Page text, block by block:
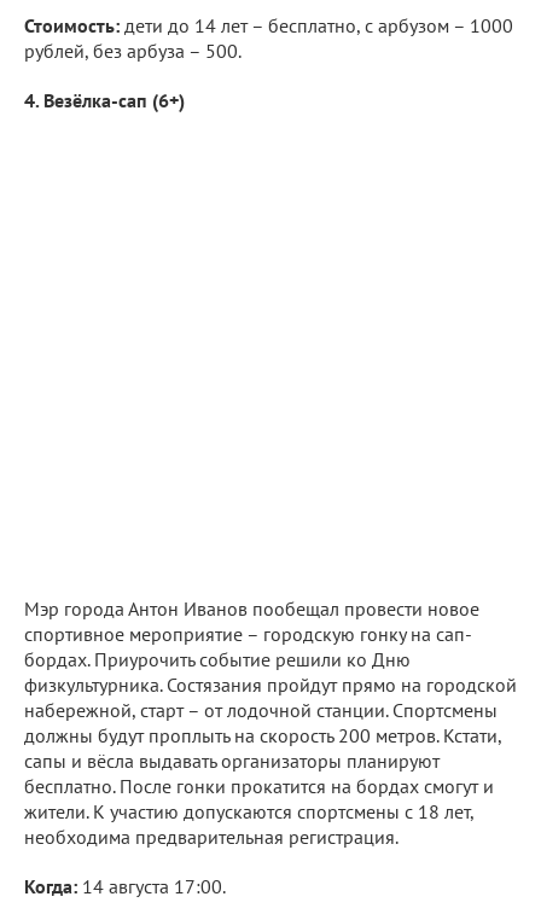
Стоимость: дети до 14 лет – бесплатно, с арбузом – 1000
рублей, без арбуза – 500.
4. Везёлка-сап (6+)
Мэр города Антон Иванов пообещал провести новое
спортивное мероприятие – городскую гонку на сап-
бордах. Приурочить событие решили ко Дню
физкультурника. Состязания пройдут прямо на городской
набережной, старт – от лодочной станции. Спортсмены
должны будут проплыть на скорость 200 метров. Кстати,
сапы и вёсла выдавать организаторы планируют
бесплатно. После гонки прокатится на бордах смогут и
жители. К участию допускаются спортсмены с 18 лет,
необходима предварительная регистрация.
Когда: 14 августа 17:00.